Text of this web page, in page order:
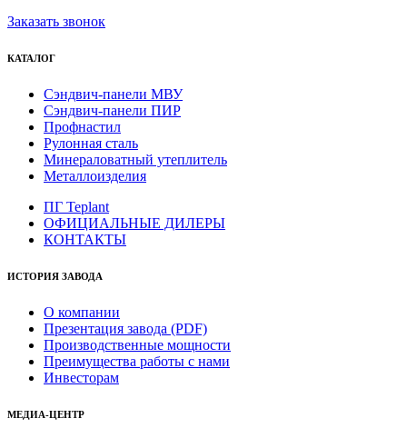
Заказать звонок
КАТАЛОГ
Сэндвич-панели МВУ
Сэндвич-панели ПИР
Профнастил
Рулонная сталь
Минераловатный утеплитель
Металлоизделия
ПГ Teplant
ОФИЦИАЛЬНЫЕ ДИЛЕРЫ
КОНТАКТЫ
ИСТОРИЯ ЗАВОДА
О компании
Презентация завода (PDF)
Производственные мощности
Преимущества работы с нами
Инвесторам
МЕДИА-ЦЕНТР